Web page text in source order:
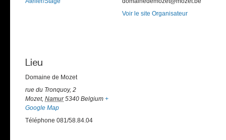
Voir le site Organisateur
Lieu
Domaine de Mozet
rue du Tronquoy, 2
Mozet, Namur 5340 Belgium +
Google Map
Téléphone 081/58.84.04